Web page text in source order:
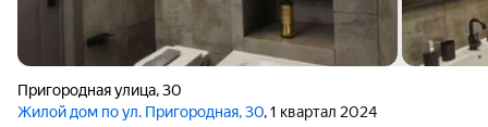
Пригородная улица,30
Жилой дом по ул. Пригородная, 30, 1 квартал 2024